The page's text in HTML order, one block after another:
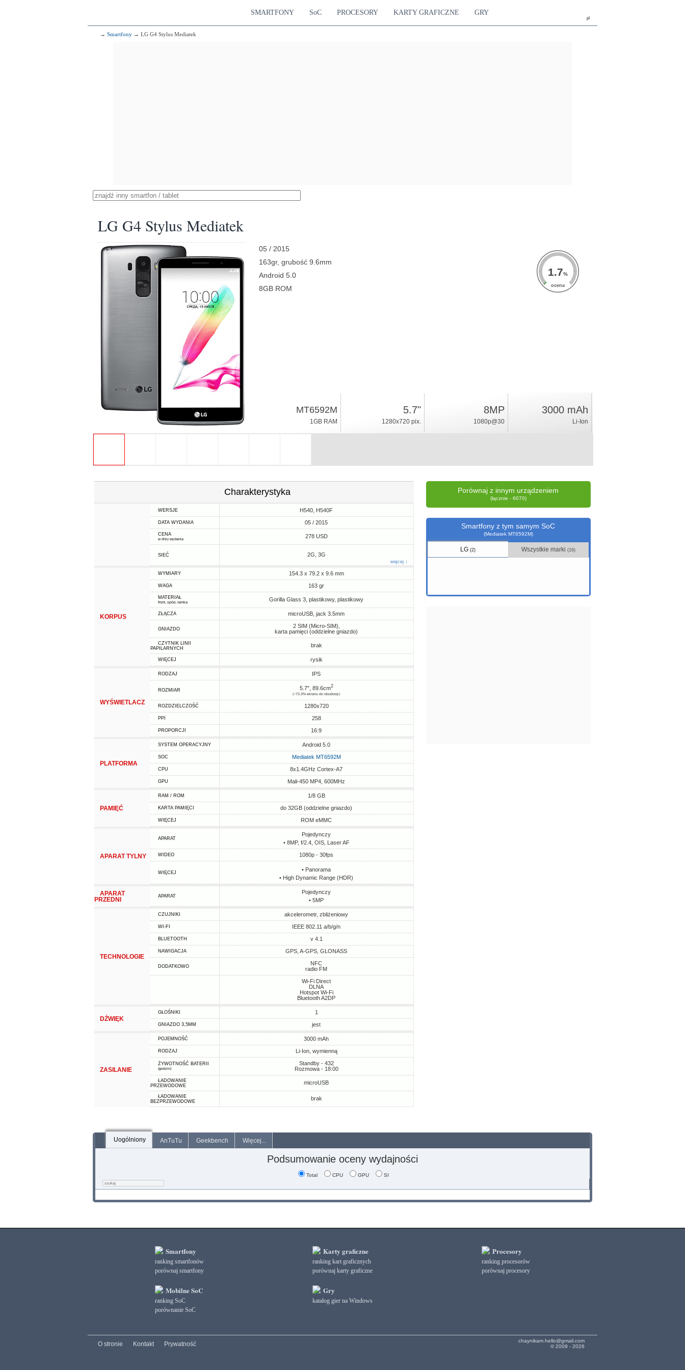
pl
SMARTFONY SoC PROCESORY KARTY GRAFICZNE GRY
→ Smartfony → LG G4 Stylus Mediatek
LG G4 Stylus Mediatek
05 / 2015
163gr, grubość 9.6mm
Android 5.0
8GB ROM
1.7%
ocena
MT6592M
1GB RAM
5.7"
1280x720 pix.
8MP
1080p@30
3000 mAh
Li-Ion
Charakterystyka
WERSJE H540, H540F
DATA WYDANIA 05 / 2015
CENA
w dniu wydania 278 USD
SIEĆ 2G, 3G
więcej ↓
KORPUS
WYMIARY 154.3 x 79.2 x 9.6 mm
WAGA 163 gr
MATERIAŁ
front, spód, ramka Gorilla Glass 3, plastikowy, plastikowy
ZŁĄCZA microUSB, jack 3.5mm
GNIAZDO
2 SIM (Micro-SIM),
karta pamięci (oddzielne gniazdo)
CZYTNIK LINII
PAPILARNYCH
brak
WIĘCEJ rysik
WYŚWIETLACZ
RODZAJ IPS
ROZMIAR 5.7", 89.6cm2
(~73.3% ekranu do obudowy)
ROZDZIELCZOŚĆ 1280x720
PPI 258
PROPORCJI 16:9
PLATFORMA
SYSTEM OPERACYJNY Android 5.0
SOC Mediatek MT6592M
CPU 8x1.4GHz Cortex-A7
GPU Mali-450 MP4, 600MHz
PAMIĘĆ
RAM / ROM 1/8 GB
KARTA PAMIĘCI do 32GB (oddzielne gniazdo)
WIĘCEJ ROM eMMC
APARAT TYLNY
APARAT
Pojedynczy
• 8MP, f/2.4, OIS, Laser AF
WIDEO 1080p - 30fps
WIĘCEJ
• Panorama
• High Dynamic Range (HDR)
APARAT
PRZEDNI
APARAT
Pojedynczy
• 5MP
TECHNOLOGIE
CZUJNIKI akcelerometr, zbliżeniowy
WI-FI IEEE 802.11 a/b/g/n
BLUETOOTH v 4.1
NAWIGACJA GPS, A-GPS, GLONASS
DODATKOWO
NFC
radio FM
Wi-Fi Direct
DLNA
Hotspot Wi-Fi
Bluetooth A2DP
DŹWIĘK
GŁOŚNIKI 1
GNIAZDO 3,5MM jest
ZASILANIE
POJEMNOŚĆ 3000 mAh
RODZAJ Li-Ion, wymienną
ŻYWOTNOŚĆ BATERII
(godzin)
Standby - 432
Rozmowa - 18:00
ŁADOWANIE
PRZEWODOWE
microUSB
ŁADOWANIE
BEZPRZEWODOWE
brak
Porównaj z innym urządzeniem
(łącznie - 6070)
Smartfony z tym samym SoC
(Mediatek MT6592M)
LG(2) Wszystkie marki(16)
Uogólniony AnTuTu Geekbench Więcej...
Podsumowanie oceny wydajności
Total CPU GPU SI
Smartfony
ranking smartfonów
porównaj smartfony
Mobilne SoC
ranking SoC
porównanie SoC
Karty graficzne
ranking kart graficznych
porównaj karty graficzne
Gry
katalog gier na Windows
Procesory
ranking procesorów
porównaj procesory
chaynikam.hello@gmail.com
© 2009 - 2026
O stronie Kontakt Prywatność